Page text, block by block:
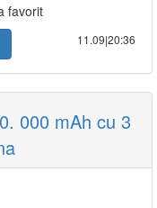
favorit
11.09|20:36
000 mAh cu 3